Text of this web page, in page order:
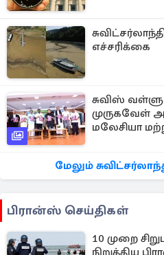
எச்சரிக்கை
சுவிஸ்
முருகவேள்
மலேசியா
மேலும்
பிரான்ஸ் செய்திகள்
10 முறை
நிறுத்திய